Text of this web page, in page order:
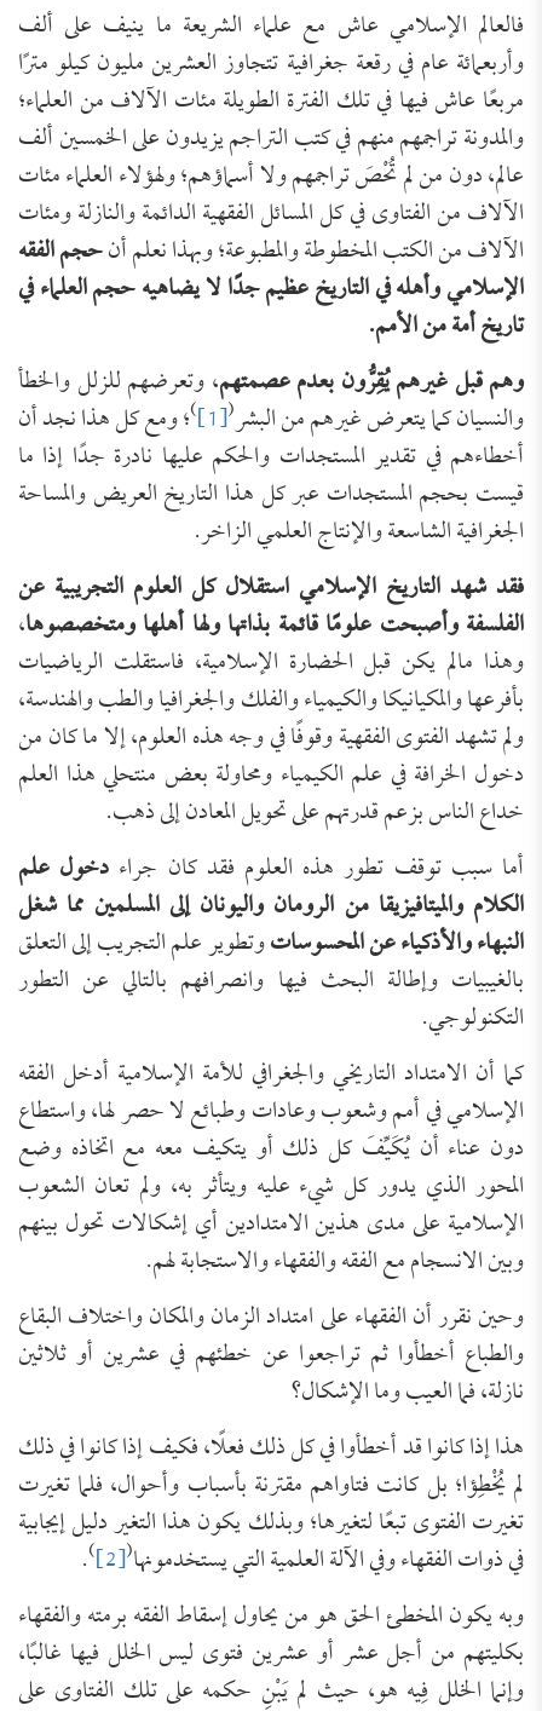
فالعالم الإسلامي عاش مع علماء الشريعة ما ينيف على ألف
وأربعمائة عام في رقعة جغرافية تتجاوز العشرين مليون كيلو مترًا
مربعًا عاش فيها في تلك الفترة الطويلة مئات الآلاف من العلماء؛
والمدونة تراجمهم منهم في كتب التراجم يزيدون على الخمسين ألف
عالم، دون من لم تُحْصَ تراجمهم ولا أسماؤهم؛ ولهؤلاء العلماء مئات
الآلاف من الفتاوى في كل المسائل الفقهية الدائمة والنازلة ومئات
الآلاف من الكتب المخطوطة والمطبوعة؛ وبهذا نعلم أنحجم الفقه
الإسلامي وأهله في التاريخ عظيم جدًا لا يضاهيه حجم العلماء في
تاريخ أمة من الأمم.
وهم قبل غيرهم يُقِرُّون بعدم عصمتهم، وتعرضهم للزلل والخطأ
والنسيان كما يتعرض غيرهم من البشر(
[1]
)؛ ومع كل هذا نجد أن
أخطاءهم في تقدير المستجدات والحكم عليها نادرة جدًا إذا ما
قيست بحجم المستجدات عبر كل هذا التاريخ العريض والمساحة
الجغرافية الشاسعة والإنتاج العلمي الزاخر.
فقد شهد التاريخ الإسلامي استقلال كل العلوم التجريبية عن
الفلسفة وأصبحت علومًا قائمة بذاتها ولها أهلها ومتخصصوها،
وهذا مالم يكن قبل الحضارة الإسلامية، فاستقلت الرياضيات
بأفرعها والمكيانيكا والكيمياء والفلك والجغرافيا والطب والهندسة،
ولم تشهد الفتوى الفقهية وقوفًا في وجه هذه العلوم، إلا ما كان من
دخول الخرافة في علم الكيمياء ومحاولة بعض منتحلي هذا العلم
خداع الناس بزعم قدرتهم على تحويل المعادن إلى ذهب.
أما سبب توقف تطور هذه العلوم فقد كان جراء دخول علم
الكلام والميتافيزيقا من الرومان واليونان إلى المسلمين مما شغل
النبهاء والأذكياء عن المحسوساتوتطوير علم التجريب إلى التعلق
بالغيبيات وإطالة البحث فيها وانصرافهم بالتالي عن التطور
التكنولوجي.
كما أن الامتداد التاريخي والجغرافي للأمة الإسلامية أدخل الفقه
الإسلامي في أمم وشعوب وعادات وطبائع لا حصر لها، واستطاع
دون عناء أن يُكَيِّفَ كل ذلك أو يتكيف معه مع اتخاذه وضع
المحور الذي يدور كل شيء عليه ويتأثر به، ولم تعان الشعوب
الإسلامية على مدى هذين الامتدادين أي إشكالات تحول بينهم
وبين الانسجام مع الفقه والفقهاء والاستجابة لهم.
وحين نقرر أن الفقهاء على امتداد الزمان والمكان واختلاف البقاع
والطباع أخطأوا ثم تراجعوا عن خطئهم في عشرين أو ثلاثين
نازلة، فما العيب وما الإشكال؟
هذا إذا كانوا قد أخطأوا في كل ذلك فعلًا، فكيف إذا كانوا في ذلك
لم يُخْطِؤا؛ بل كانت فتاواهم مقترنة بأسباب وأحوال، فلما تغيرت
تغيرت الفتوى تبعًا لتغيرها؛ وبذلك يكون هذا التغير دليل إيجابية
في ذوات الفقهاء وفي الآلة العلمية التي يستخدمونها(
[2]
)
.
وبه يكون المخطئ الحق هو من يحاول إسقاط الفقه برمته والفقهاء
بكليتهم من أجل عشر أو عشرين فتوى ليس الخلل فيها غالبًا،
وإنما الخلل فِيه هو، حيث لم يَبْنِ حكمه على تلك الفتاوى على